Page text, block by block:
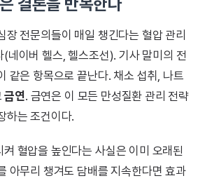
장 전문의들이 매일 챙긴다는 혈압 관리
네이버 헬스, 헬스조선). 기사 말미의 전
같은 항목으로 끝난다. 채소 섭취, 나트
금연. 금연은 이 모든 만성질환 관리 전략
하는 조건이다.
혈압을 높인다는 사실은 이미 오래된
아무리 챙겨도 담배를 지속한다면 효과